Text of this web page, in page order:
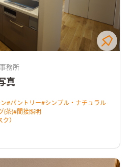
務所
真
#パントリー#シンプル・ナチュラル
(茶)#間接照明
）